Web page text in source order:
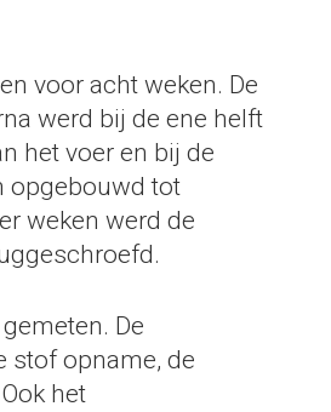
voor acht weken. De
werd bij de ene helft
het voer en bij de
opgebouwd tot
weken werd de
De
stof opname, de
het